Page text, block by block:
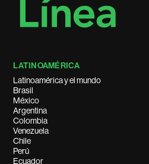
LATINOAMÉRICA
Latinoamérica y el mundo
Brasil
México
Argentina
Colombia
Venezuela
Chile
Perú
Ecuador